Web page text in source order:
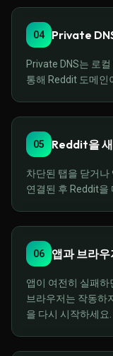
04 Private
Private DNS는 로
통해 Reddit 도메인
05 Reddit을
차단된 탭을 닫거
연결된 후 Reddit을
06 앱과 브라
앱이 여전히 실패
브라우저는 작동하
을 다시 시작하세요.